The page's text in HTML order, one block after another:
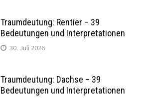
Traumdeutung: Rentier – 39
Bedeutungen und Interpretationen
30. Juli 2026
Traumdeutung: Dachse – 39
Bedeutungen und Interpretationen